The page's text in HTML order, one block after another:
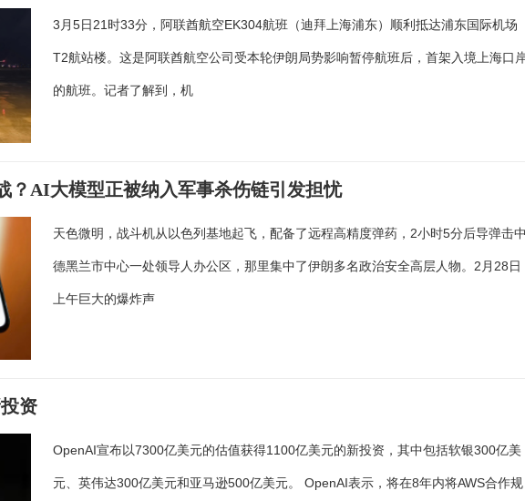
3月5日21时33分，阿联酋航空EK304航班（迪拜上海浦东）顺利抵达浦东国际机场
T2航站楼。这是阿联酋航空公司受本轮伊朗局势影响暂停航班后，首架入境上海口
的航班。记者了解到，机
？AI大模型正被纳入军事杀伤链引发担忧
天色微明，战斗机从以色列基地起飞，配备了远程高精度弹药，2小时5分后导弹击
德黑兰市中心一处领导人办公区，那里集中了伊朗多名政治安全高层人物。2月28日
上午巨大的爆炸声
资
OpenAI宣布以7300亿美元的估值获得1100亿美元的新投资，其中包括软银300亿美
元、英伟达300亿美元和亚马逊500亿美元。 OpenAI表示，将在8年内将AWS合作规